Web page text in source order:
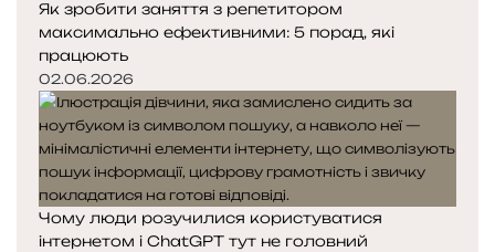
Як зробити заняття з репетитором
максимально ефективними: 5 порад, які
працюють
02.06.2026
Чому люди розучилися користуватися
інтернетом і ChatGPT тут не головний